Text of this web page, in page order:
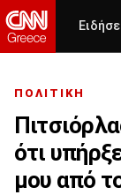
ΠΟΛΙΤΙΚΗ
ότι
μου από